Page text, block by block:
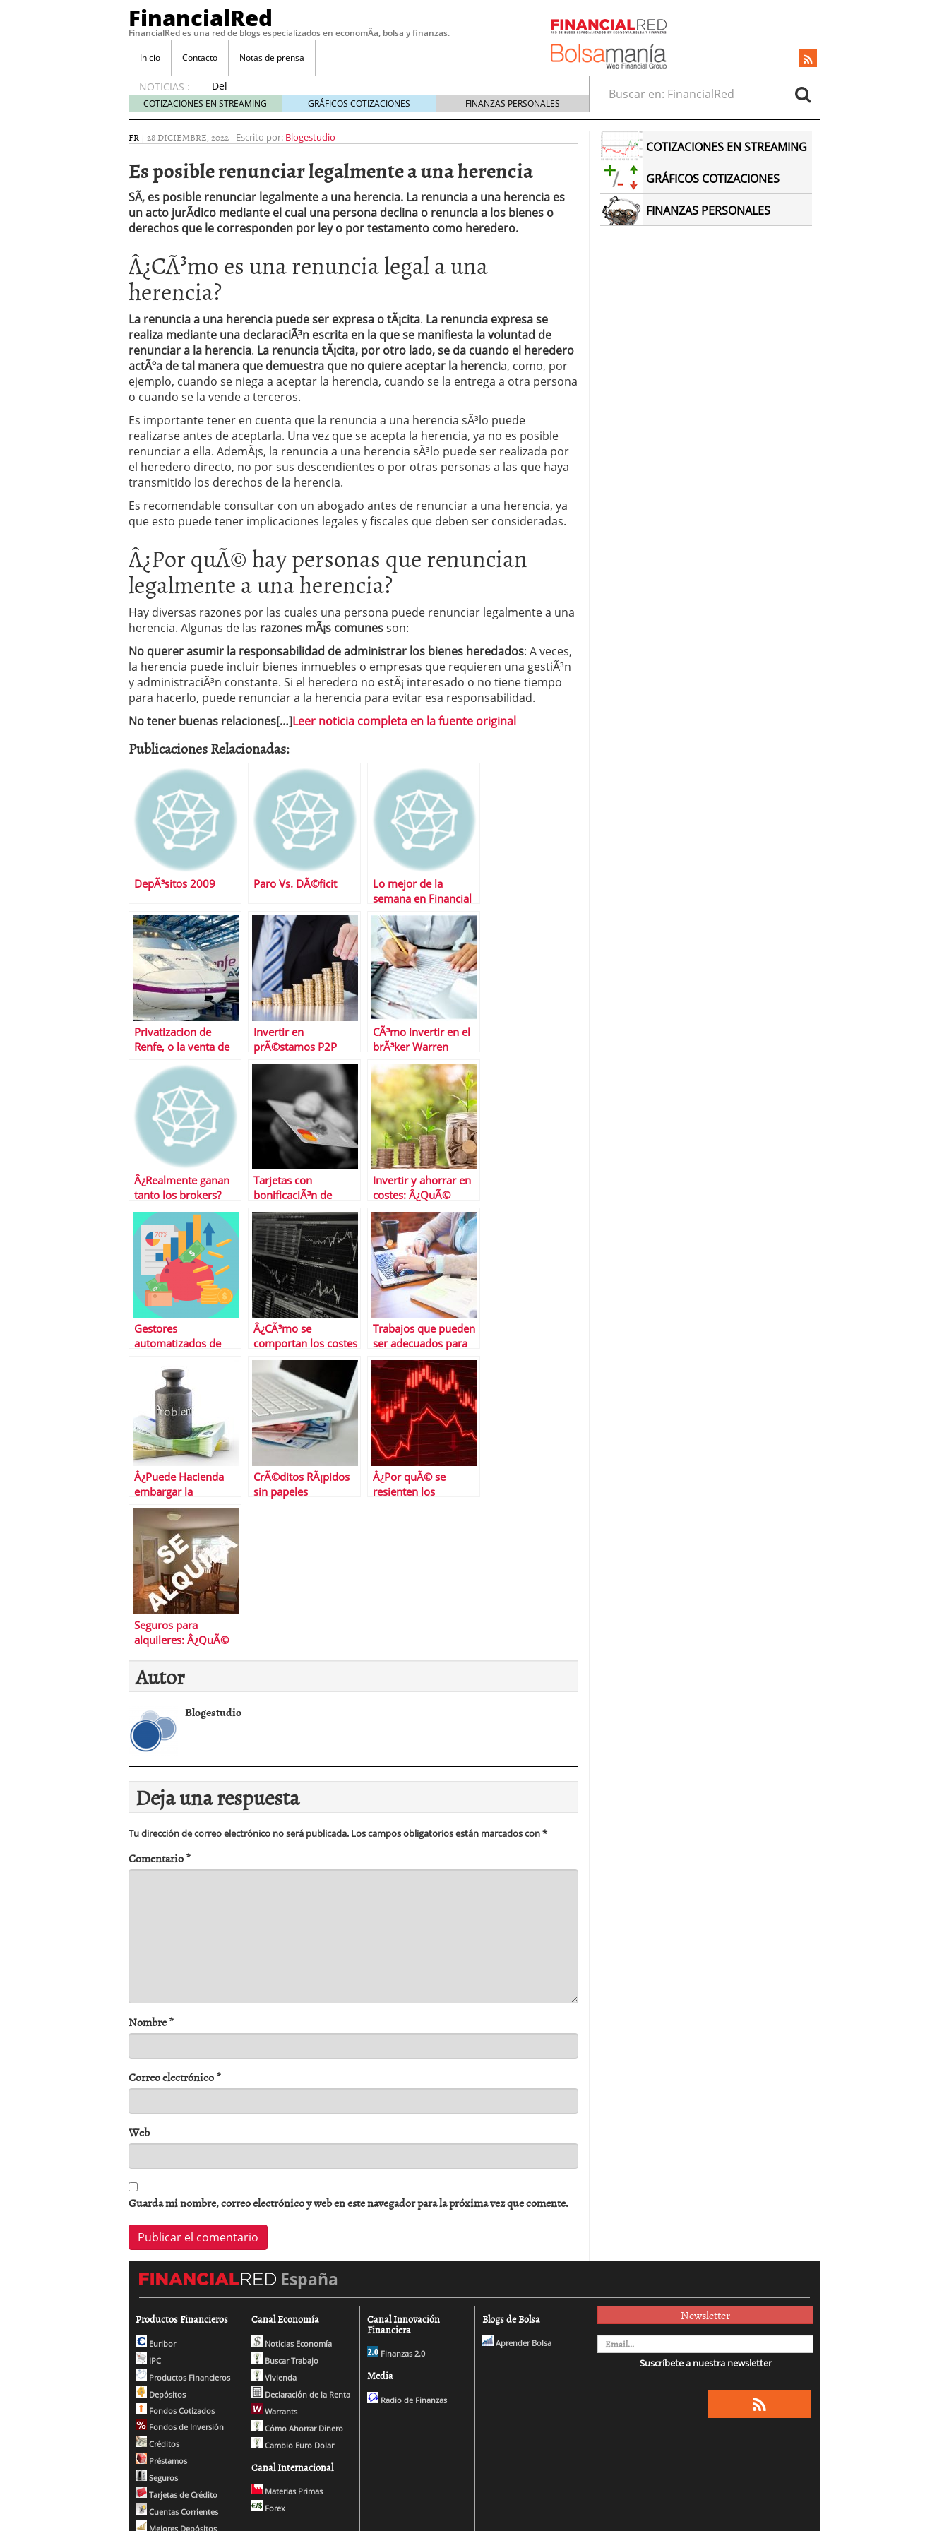
FinancialRed
FinancialRed es una red de blogs especializados en economÃ­a, bolsa y finanzas.
Inicio Contacto Notas de prensa
NOTICIAS :
Del
depósito
a la
cómo
cambiando
gestión
del
ahorro
05/08/2026
Seguros de convenio en pymes: la obligación que muchas empresas
descubren cuando ya es demasiado tarde
ReseÃ±a de SIFX: Lo Que Deben Saber los Traders Mexicanos Antes de
Operar 29/06/2026
Crear empresa online vs proceso tradicional: ventajas reales para pymes
29/05/2026
CÃ³mo afrontar una baja mÃ©dica cuando trabajas por cuenta propia
26/05/2026
COTIZACIONES EN STREAMING GRÁFICOS COTIZACIONES FINANZAS PERSONALES
Buscar en:
FR | 28 DICIEMBRE, 2022- Escrito por: Blogestudio
Es posible renunciar legalmente a una herencia
SÃ­, es posible renunciar legalmente a una herencia. La renuncia a una herencia es
un acto jurÃ­dico mediante el cual una persona declina o renuncia a los bienes o
derechos que le corresponden por ley o por testamento como heredero.
Â¿CÃ³mo es una renuncia legal a una
herencia?
La renuncia a una herencia puede ser expresa o tÃ¡cita. La renuncia expresa se
realiza mediante una declaraciÃ³n escrita en la que se manifiesta la voluntad de
renunciar a la herencia. La renuncia tÃ¡cita, por otro lado, se da cuando el heredero
actÃºa de tal manera que demuestra que no quiere aceptar la herencia, como, por
ejemplo, cuando se niega a aceptar la herencia, cuando se la entrega a otra persona
o cuando se la vende a terceros.
Es importante tener en cuenta que la renuncia a una herencia sÃ³lo puede
realizarse antes de aceptarla. Una vez que se acepta la herencia, ya no es posible
renunciar a ella. AdemÃ¡s, la renuncia a una herencia sÃ³lo puede ser realizada por
el heredero directo, no por sus descendientes o por otras personas a las que haya
transmitido los derechos de la herencia.
Es recomendable consultar con un abogado antes de renunciar a una herencia, ya
que esto puede tener implicaciones legales y fiscales que deben ser consideradas.
Â¿Por quÃ© hay personas que renuncian
legalmente a una herencia?
Hay diversas razones por las cuales una persona puede renunciar legalmente a una
herencia. Algunas de las razones mÃ¡s comunesson:
No querer asumir la responsabilidad de administrar los bienes heredados: A veces,
la herencia puede incluir bienes inmuebles o empresas que requieren una gestiÃ³n
y administraciÃ³n constante. Si el heredero no estÃ¡ interesado o no tiene tiempo
para hacerlo, puede renunciar a la herencia para evitar esa responsabilidad.
No tener buenas relaciones[…]Leer noticia completa en la fuente original
Publicaciones Relacionadas:
DepÃ³sitos 2009 Paro Vs. DÃ©ficit
Lo mejor de la
semana en Financial
Red
Privatizacion de
Renfe, o la venta de
Invertir en
prÃ©stamos P2P
Â¿tendencia para
2022? La tarea
CÃ³mo invertir en el
brÃ³ker Warren
Bowie and Smith
Â¿Realmente ganan
tanto los brokers?
Tarjetas con
bonificaciÃ³n de
devoluciÃ³n
Invertir y ahorrar en
costes: Â¿QuÃ©
productos pueden
ser mÃ¡s adecuados?
Gestores
automatizados de
aprovecharlos?
Â¿CÃ³mo se
comportan los costes
variables totales?
Trabajos que pueden
ser adecuados para
personas
introvertidas
Â¿Puede Hacienda
embargar la
devoluciÃ³n de la
renta?
CrÃ©ditos RÃ¡pidos
sin papeles
Â¿Por quÃ© se
resienten los
Seguros para
alquileres: Â¿QuÃ©
funcionan?
Autor
Blogestudio
Deja una respuesta
Tu dirección de correo electrónico no será publicada. Los campos obligatorios están marcados con*
Comentario*
Nombre*
Correo electrónico*
Web
Guarda mi nombre, correo electrónico y web en este navegador para la próxima vez que comente.
COTIZACIONES EN STREAMING
GRÁFICOS COTIZACIONES
FINANZAS PERSONALES
España
Productos Financieros
Euribor
IPC
Productos Financieros
Depósitos
Fondos Cotizados
Fondos de Inversión
Créditos
Préstamos
Seguros
Tarjetas de Crédito
Cuentas Corrientes
Mejores Depósitos
Canal Economía
Noticias Economía
Buscar Trabajo
Vivienda
Declaración de la Renta
Warrants
Cómo Ahorrar Dinero
Cambio Euro Dolar
Canal Internacional
Materias Primas
Forex
Canal Innovación
Financiera
Finanzas 2.0
Media
Radio de Finanzas
Blogs de Bolsa
Aprender Bolsa
Newsletter
Suscríbete a nuestra newsletter